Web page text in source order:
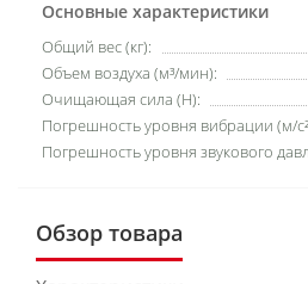
Основные характеристики
Общий вес (кг):
Объем воздуха (м³/мин):
Очищающая сила (H):
Погрешность уровня вибрации (м/
Погрешность уровня звукового
Обзор товара